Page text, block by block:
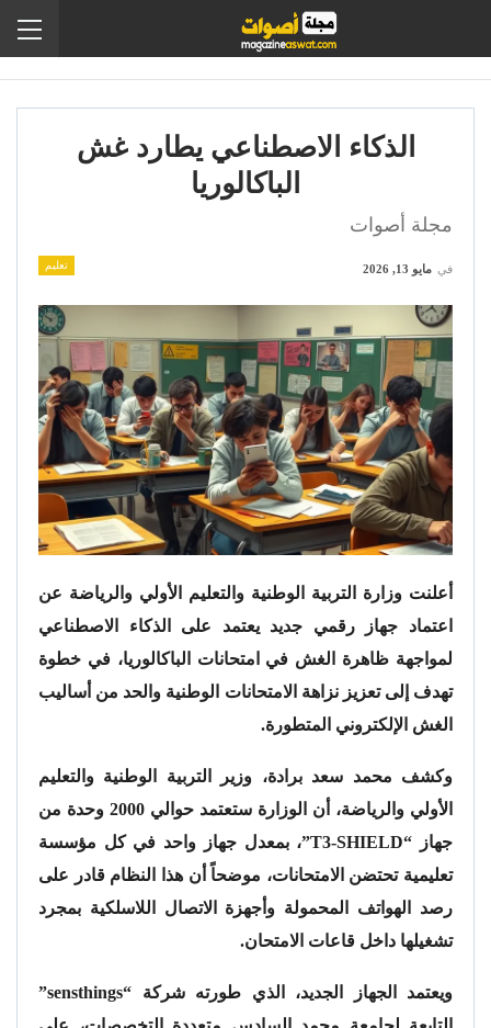
الذكاء الاصطناعي يطارد غش
الباكالوريا
مجلة أصوات
تعليم في مايو 13, 2026
أعلنت وزارة التربية الوطنية والتعليم الأولي والرياضة عن
اعتماد جهاز رقمي جديد يعتمد على الذكاء الاصطناعي
لمواجهة ظاهرة الغش في امتحانات الباكالوريا، في خطوة
تهدف إلى تعزيز نزاهة الامتحانات الوطنية والحد من أساليب
الغش الإلكتروني المتطورة.
وكشف محمد سعد برادة، وزير التربية الوطنية والتعليم
الأولي والرياضة، أن الوزارة ستعتمد حوالي 2000 وحدة من
جهاز “T3-SHIELD”، بمعدل جهاز واحد في كل مؤسسة
تعليمية تحتضن الامتحانات، موضحاً أن هذا النظام قادر على
رصد الهواتف المحمولة وأجهزة الاتصال اللاسلكية بمجرد
تشغيلها داخل قاعات الامتحان.
ويعتمد الجهاز الجديد، الذي طورته شركة “sensthings”